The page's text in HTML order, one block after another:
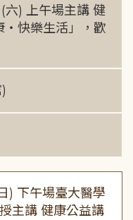
(六) 上午場主講 健
快樂生活」，歡
) 下午場臺大醫學
主講 健康公益講